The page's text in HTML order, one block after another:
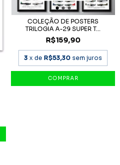
COLEÇÃO DE POSTERS
TRILOGIA A-29 SUPER T...
R$159,90
3 x de R$53,30 sem juros